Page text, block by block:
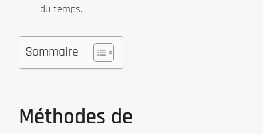
du temps.
Sommaire
Méthodes de